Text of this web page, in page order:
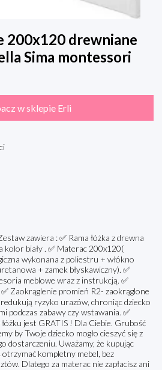
200x120 drewniane
Sima montessori
w sklepie Erli
zawiera : ✅ Rama łóżka z drewna
kolor biały . ✅ Materac 200x120(
wykonana z poliestru + włókno
+ zamek błyskawiczny). ✅
meblowe wraz z instrukcją. ✅
Zaokrąglenie promień R2- zaokrąglone
ryzyko urazów, chroniąc dziecko
podczas zabawy czy wstawania. ✅
jest GRATIS ! Dla Ciebie. Grubość
by Twoje dziecko mogło cieszyć się z
dostarczeniu. Uważamy, że kupując
kompletny mebel, bez
Dlatego za materac nie zapłacisz ani